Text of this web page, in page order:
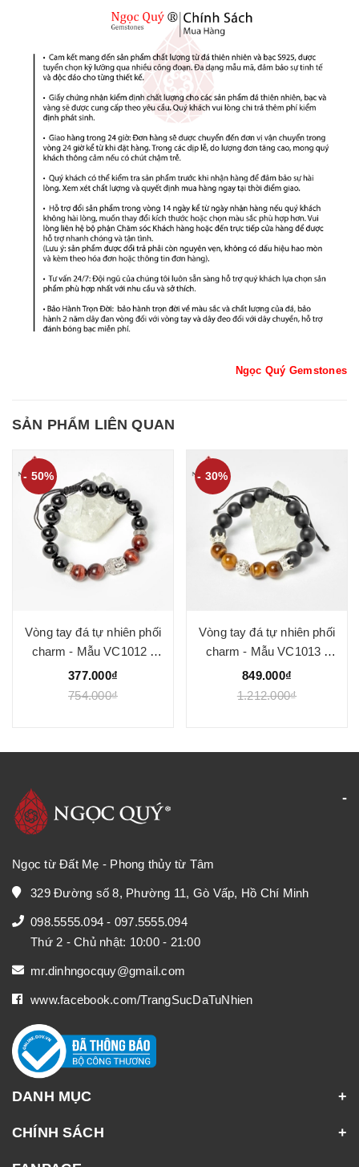
Ngọc Quý Gemstones
SẢN PHẨM LIÊN QUAN
- 50%
Vòng tay đá tự nhiên phối
charm - Mẫu VC1012 -
Ngọc Quý
377.000₫
754.000₫
- 30%
Vòng tay đá tự nhiên phối
charm - Mẫu VC1013 -
Ngọc Quý
849.000₫
1.212.000₫
Ngọc từ Đất Mẹ - Phong thủy từ Tâm
329 Đường số 8, Phường 11, Gò Vấp, Hồ Chí Minh
098.5555.094 - 097.5555.094
Thứ 2 - Chủ nhật: 10:00 - 21:00
mr.dinhngocquy@gmail.com
www.facebook.com/TrangSucDaTuNhien
DANH MỤC
CHÍNH SÁCH